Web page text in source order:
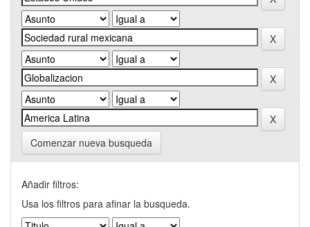
Comenzar nueva busqueda
Añadir filtros:
Usa los filtros para afinar la busqueda.